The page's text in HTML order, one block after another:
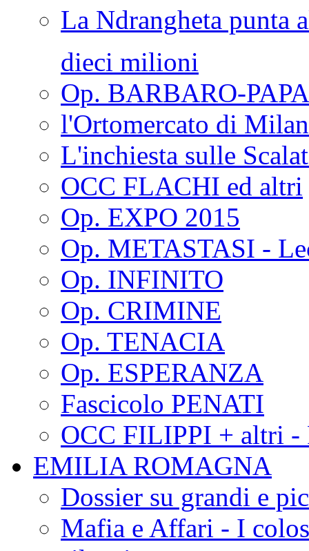
La Ndrangheta
dieci milioni
Op. BARBARO-
l'Ortomercato di
L'inchiesta sulle
OCC FLACHI ed altri
Op. EXPO 2015
Op. METASTASI -
Op. INFINITO
Op. CRIMINE
Op. TENACIA
Op. ESPERANZA
Fascicolo PENATI
OCC FILIPPI + altri -
EMILIA ROMAGNA
Dossier su grandi e
Mafia e Affari - I